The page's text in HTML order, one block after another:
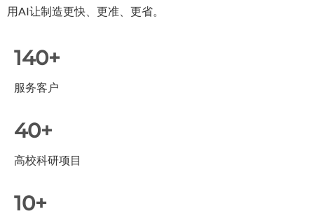
用AI让制造更快、更准、更省。
140+
服务客户
40+
高校科研项目
10+